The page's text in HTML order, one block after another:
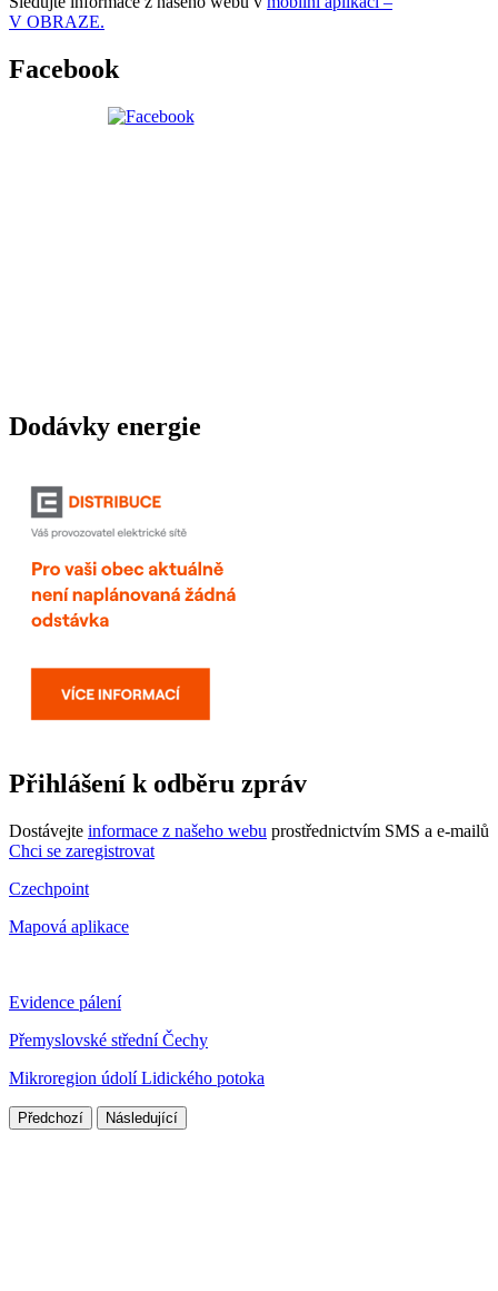
V OBRAZE.
Facebook
Dodávky energie
Přihlášení k odběru zpráv
Dostávejte informace z našeho webu prostřednictvím SMS a e-mailů
Chci se zaregistrovat
Czechpoint
Mapová aplikace
Evidence pálení
Přemyslovské střední Čechy
Mikroregion údolí Lidického potoka
Předchozí Následující